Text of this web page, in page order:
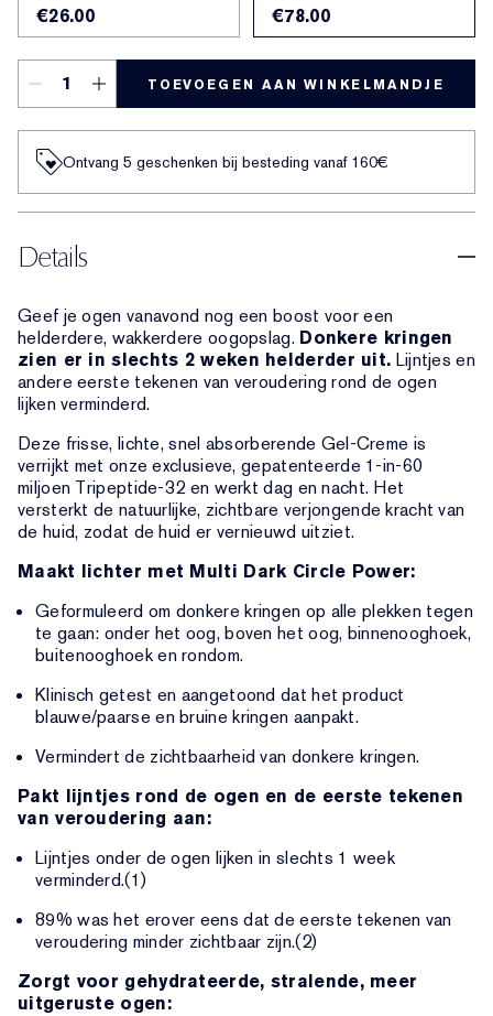
€26.00 €78.00
TOEVOEGEN AAN WINKELMANDJE
Ontvang 5 geschenken bij besteding vanaf 160€
Details
Geef je ogen vanavond nog een boost voor een
helderdere, wakkerdere oogopslag. Donkere kringen
zien er in slechts 2 weken helderder uit. Lijntjes en
andere eerste tekenen van veroudering rond de ogen
lijken verminderd.
Deze frisse, lichte, snel absorberende Gel-Creme is
verrijkt met onze exclusieve, gepatenteerde 1-in-60
miljoen Tripeptide-32 en werkt dag en nacht. Het
versterkt de natuurlijke, zichtbare verjongende kracht van
de huid, zodat de huid er vernieuwd uitziet.
Maakt lichter met Multi Dark Circle Power:
Geformuleerd om donkere kringen op alle plekken tegen
te gaan: onder het oog, boven het oog, binnenooghoek,
buitenooghoek en rondom.
Klinisch getest en aangetoond dat het product
blauwe/paarse en bruine kringen aanpakt.
Vermindert de zichtbaarheid van donkere kringen.
Pakt lijntjes rond de ogen en de eerste tekenen
van veroudering aan:
Lijntjes onder de ogen lijken in slechts 1 week
verminderd.(1)
89% was het erover eens dat de eerste tekenen van
veroudering minder zichtbaar zijn.(2)
Zorgt voor gehydrateerde, stralende, meer
uitgeruste ogen: